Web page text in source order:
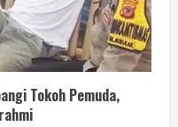
Tokoh Pemuda,